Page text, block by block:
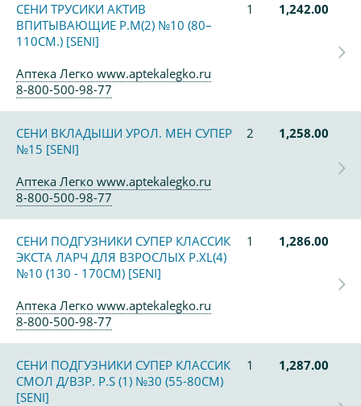
СЕНИ ТРУСИКИ АКТИВ
ВПИТЫВАЮЩИЕ Р.M(2) №10 (80–
110СМ.) [SENI]
1 1,242.00
Аптека Легко www.aptekalegko.ru
8-800-500-98-77
СЕНИ ВКЛАДЫШИ УРОЛ. МЕН СУПЕР
№15 [SENI]
2 1,258.00
Аптека Легко www.aptekalegko.ru
8-800-500-98-77
СЕНИ ПОДГУЗНИКИ СУПЕР КЛАССИК
ЭКСТА ЛАРЧ ДЛЯ ВЗРОСЛЫХ Р.XL(4)
№10 (130 - 170СМ) [SENI]
1 1,286.00
Аптека Легко www.aptekalegko.ru
8-800-500-98-77
СЕНИ ПОДГУЗНИКИ СУПЕР КЛАССИК
СМОЛ Д/ВЗР. Р.S (1) №30 (55-80СМ)
[SENI]
1 1,287.00